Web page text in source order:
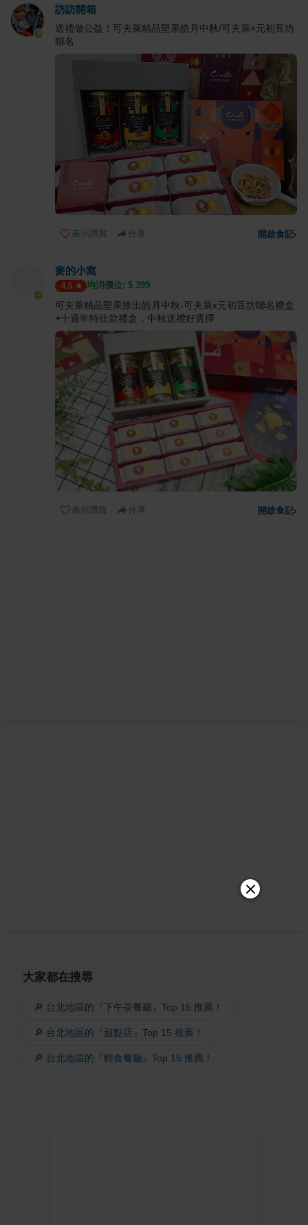
訪訪開箱
送禮做公益！可夫萊精品堅果皓月中秋/可夫萊×元初豆坊
聯名
表示讚賞 分享 開啟食記›
麥的小窩
4.5 均消價位: $ 399
可夫萊精品堅果推出皓月中秋-可夫萊x元初豆坊聯名禮盒
+十週年特仕款禮盒，中秋送禮好選擇
表示讚賞 分享 開啟食記›
大家都在搜尋
🔎 台北地區的『下午茶餐廳』Top 15 推薦！
🔎 台北地區的『甜點店』Top 15 推薦！
🔎 台北地區的『輕食餐廳』Top 15 推薦！